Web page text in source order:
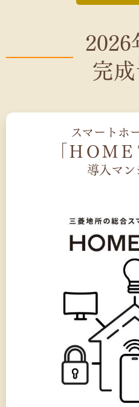
2026
完
スマートホ
「ＨＯＭ
導入マン